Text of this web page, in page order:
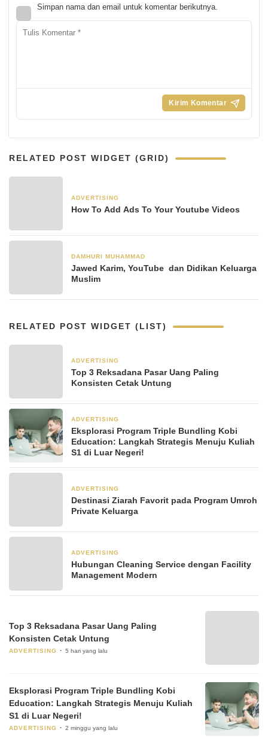
Simpan nama dan email untuk komentar berikutnya.
RELATED POST WIDGET (GRID)
ADVERTISING
How To Add Ads To Your Youtube Videos
DAMHURI MUHAMMAD
Jawed Karim, YouTube dan Didikan Keluarga
Muslim
RELATED POST WIDGET (LIST)
ADVERTISING
Top 3 Reksadana Pasar Uang Paling
Konsisten Cetak Untung
ADVERTISING
Eksplorasi Program Triple Bundling Kobi
Education: Langkah Strategis Menuju Kuliah
S1 di Luar Negeri!
ADVERTISING
Destinasi Ziarah Favorit pada Program Umroh
Private Keluarga
ADVERTISING
Hubungan Cleaning Service dengan Facility
Management Modern
Top 3 Reksadana Pasar Uang Paling
Konsisten Cetak Untung
ADVERTISING 5 hari yang lalu
Eksplorasi Program Triple Bundling Kobi
Education: Langkah Strategis Menuju Kuliah
S1 di Luar Negeri!
ADVERTISING 2 minggu yang lalu